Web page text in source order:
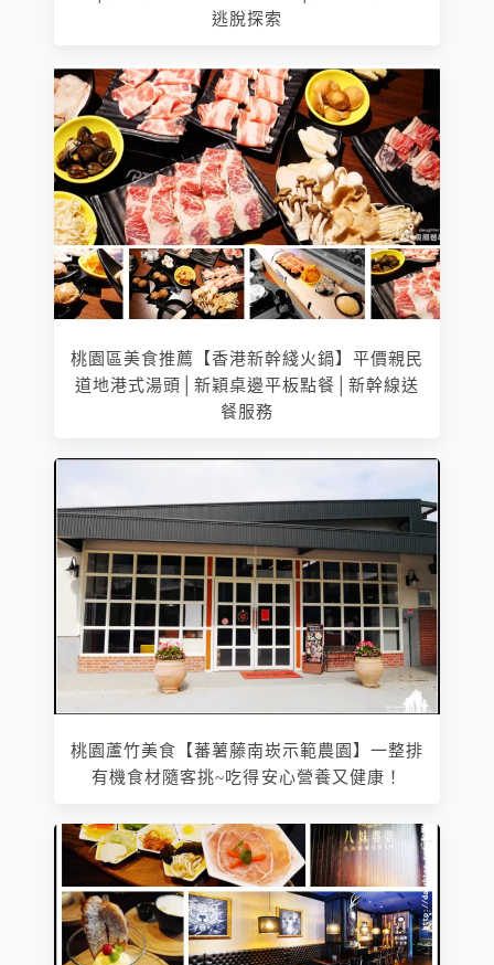
逃脫探索
桃園區美食推薦【香港新幹綫火鍋】平價親民
道地港式湯頭│新穎桌邊平板點餐│新幹線送
餐服務
桃園蘆竹美食【蕃薯藤南崁示範農園】一整排
有機食材隨客挑~吃得安心營養又健康！